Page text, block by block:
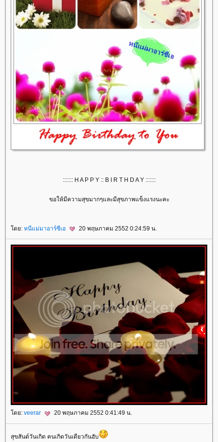
::::::: H A P P Y :: B I R T H D A Y :::::::
ขอให้มีความสุขมากๆและมีสุขภาพแข็งแรงนะคะ
ดย: หนีแม่มาอาร์ซีเอ 20 พฤษภาคม 2552 0:24:59 น.
ดย: veerar 20 พฤษภาคม 2552 0:41:49 น.
สุขสันต์วันเกิด คนเกิดวันเดียวกันฮับ